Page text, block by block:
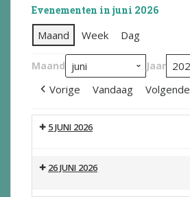
Evenementen in juni 2026
Maand Week Dag
Maand Jaar
Vorige Vandaag Volgende
5 JUNI 2026
26 JUNI 2026